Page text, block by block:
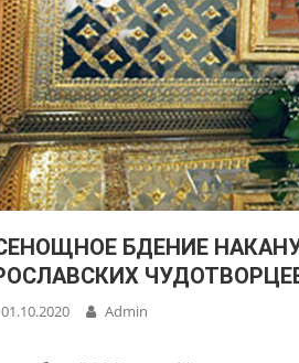
БДЕНИЕ
01.10.2020 Admin